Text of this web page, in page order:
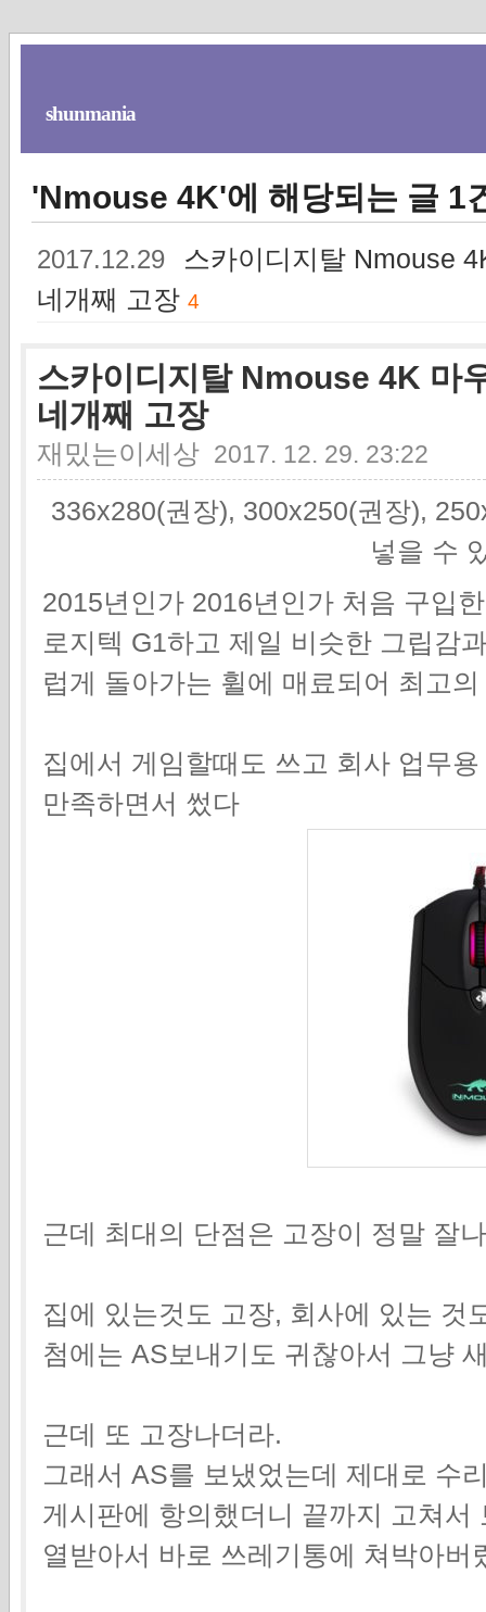
shunmania
'Nmouse 4K'에 해당되는 글 1
2017.12.29
스카이디지탈 Nmouse
네개째 고장 4
스카이디지탈 Nmouse 4K 마
네개째 고장
재밌는이세상 2017. 12. 29. 23:22
336x280(권장), 300x250(권장),
넣을 수
2015년인가 2016년인가 처음 구입
로지텍 G1하고 제일 비슷한 그립감
럽게 돌아가는 휠에 매료되어 최고
집에서 게임할때도 쓰고 회사 업무
만족하면서 썼다
근데 최대의 단점은 고장이 정말 잘
집에 있는것도 고장, 회사에 있는 것
첨에는 AS보내기도 귀찮아서 그냥
근데 또 고장나더라.
그래서 AS를 보냈었는데 제대로 수
게시판에 항의했더니 끝까지 고쳐서
열받아서 바로 쓰레기통에 쳐박아버